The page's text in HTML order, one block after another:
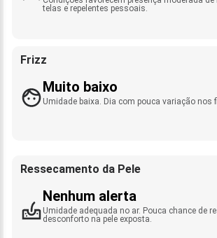
telas e repelentes pessoais.
Frizz
Muito baixo
Umidade baixa. Dia com pouca variação nos
Ressecamento da Pele
Nenhum alerta
Umidade adequada no ar. Pouca chance de
desconforto na pele exposta.